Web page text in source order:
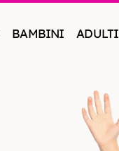
BAMBINI ADULTI